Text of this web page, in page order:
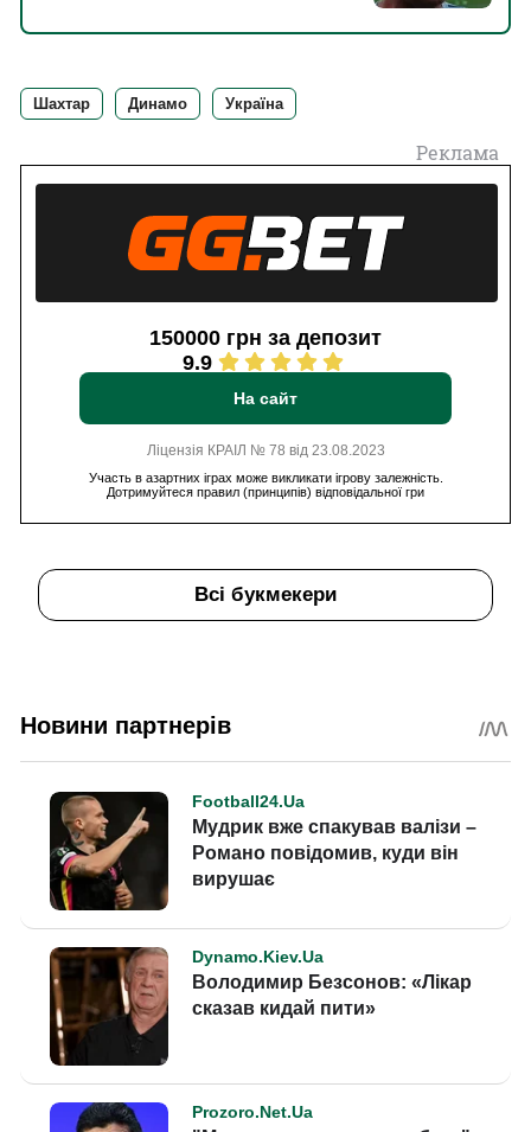
Шахтар Динамо Україна
Реклама
150000 грн за депозит
9.9
На сайт
Ліцензія КРАІЛ № 78 від 23.08.2023
Участь в азартних іграх може викликати ігрову залежність.
Дотримуйтеся правил (принципів) відповідальної гри
Всі букмекери